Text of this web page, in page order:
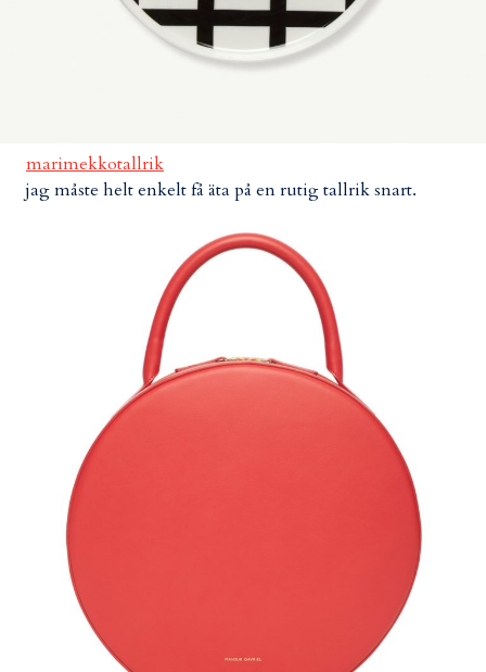
marimekkotallrik
jag måste helt enkelt få äta på en rutig tallrik snart.